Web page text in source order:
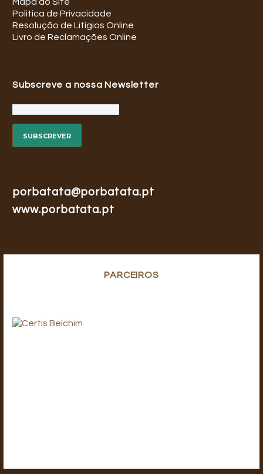
Politica de Privacidade
Resolução de Litígios Online
Livro de Reclamações Online
Subscreve a nossa Newsletter
porbatata@porbatata.pt
www.porbatata.pt
PARCEIROS